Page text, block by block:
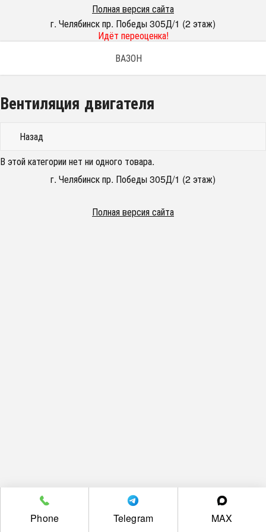
Полная версия сайта
г. Челябинск пр. Победы 305Д/1 (2 этаж)
Идёт переоценка!
ВАЗОН
Вентиляция двигателя
Назад
В этой категории нет ни одного товара.
г. Челябинск пр. Победы 305Д/1 (2 этаж)
Полная версия сайта
Phone Telegram MAX